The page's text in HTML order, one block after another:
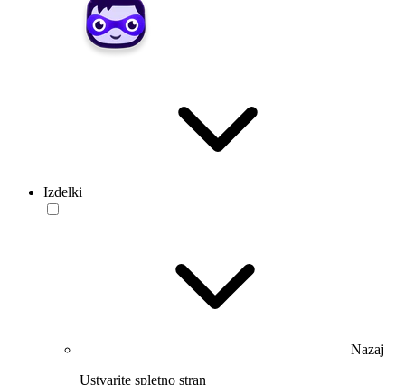
Izdelki
Nazaj
Ustvarite spletno stran